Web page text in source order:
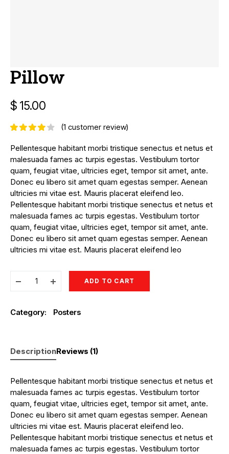
Pillow
$ 15.00
(1 customer review)
Pellentesque habitant morbi tristique senectus et netus et
malesuada fames ac turpis egestas. Vestibulum tortor
quam, feugiat vitae, ultricies eget, tempor sit amet, ante.
Donec eu libero sit amet quam egestas semper. Aenean
ultricies mi vitae est. Mauris placerat eleifend leo.
Pellentesque habitant morbi tristique senectus et netus et
malesuada fames ac turpis egestas. Vestibulum tortor
quam, feugiat vitae, ultricies eget, tempor sit amet, ante.
Donec eu libero sit amet quam egestas semper. Aenean
ultricies mi vitae est. Mauris placerat eleifend leo
ADD TO CART
Category: Posters
DescriptionReviews (1)
Pellentesque habitant morbi tristique senectus et netus et
malesuada fames ac turpis egestas. Vestibulum tortor
quam, feugiat vitae, ultricies eget, tempor sit amet, ante.
Donec eu libero sit amet quam egestas semper. Aenean
ultricies mi vitae est. Mauris placerat eleifend leo.
Pellentesque habitant morbi tristique senectus et netus et
malesuada fames ac turpis egestas. Vestibulum tortor